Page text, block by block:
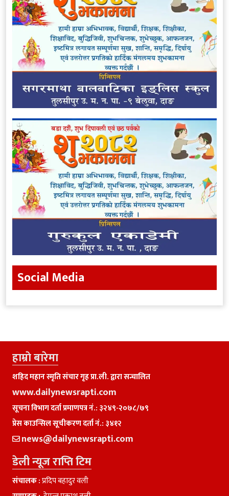
Social Media
हाम्राे बारेमा
शहिद महान स्मृति संचार गृह प्रा.ली. द्वारा सन्चालित
www.dailynewsrapti.com
सूचना विभाग दर्ता प्रमाणपत्र नं.: ३२४९-२०७८/७९
प्रेस काउन्सिल सूचीकरण दर्ता नं.: ३४१२
news@dailynewsrapti.com
डेली न्यूज राप्ति टिम
संचालक :प्रदिप बहादुर वली